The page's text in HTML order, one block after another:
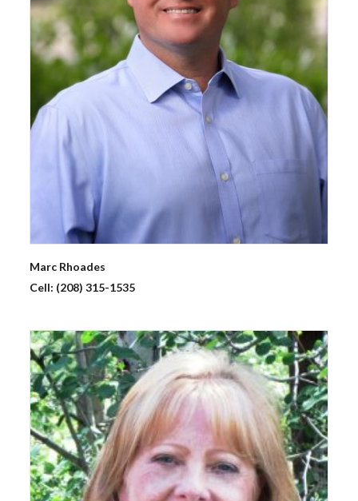
Marc Rhoades
Cell: (208) 315-1535